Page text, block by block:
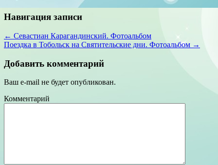
Навигация записи
← Севастиан Карагандинский. Фотоальбом
Поездка в Тобольск на Святительские дни. Фотоальбом →
Добавить комментарий
Ваш e-mail не будет опубликован.
Комментарий